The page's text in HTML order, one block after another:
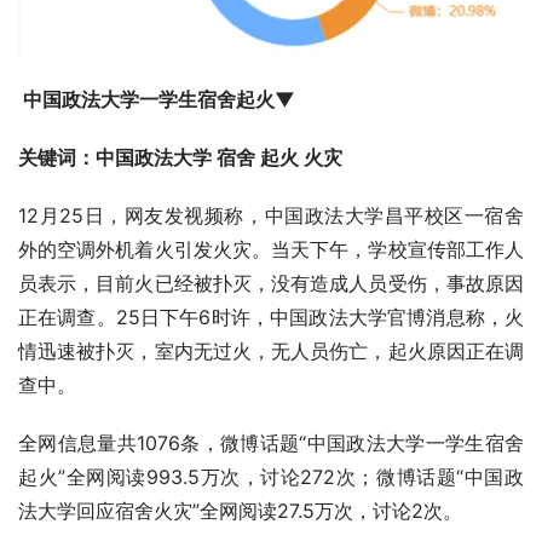
中国政法大学一学生宿舍起火▼
关键词：中国政法大学 宿舍 起火 火灾
12月25日，网友发视频称，中国政法大学昌平校区一宿舍
外的空调外机着火引发火灾。当天下午，学校宣传部工作人
员表示，目前火已经被扑灭，没有造成人员受伤，事故原因
正在调查。25日下午6时许，中国政法大学官博消息称，火
情迅速被扑灭，室内无过火，无人员伤亡，起火原因正在调
查中。
全网信息量共1076条，微博话题“中国政法大学一学生宿舍
起火”全网阅读993.5万次，讨论272次；微博话题“中国政
法大学回应宿舍火灾”全网阅读27.5万次，讨论2次。